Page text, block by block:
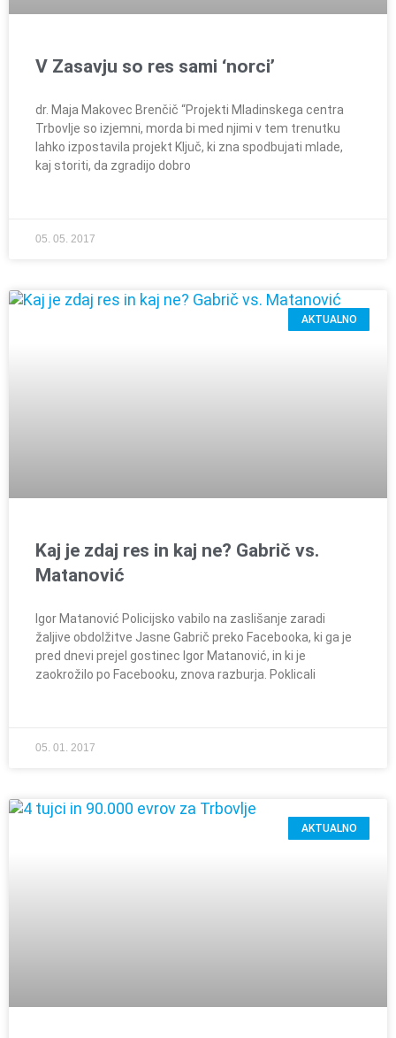
V Zasavju so res sami ‘norci’
dr. Maja Makovec Brenčič “Projekti Mladinskega centra
Trbovlje so izjemni, morda bi med njimi v tem trenutku
lahko izpostavila projekt Ključ, ki zna spodbujati mlade,
kaj storiti, da zgradijo dobro
05. 05. 2017
AKTUALNO
Kaj je zdaj res in kaj ne? Gabrič vs.
Matanović
Igor Matanović Policijsko vabilo na zaslišanje zaradi
žaljive obdolžitve Jasne Gabrič preko Facebooka, ki ga je
pred dnevi prejel gostinec Igor Matanović, in ki je
zaokrožilo po Facebooku, znova razburja. Poklicali
05. 01. 2017
AKTUALNO